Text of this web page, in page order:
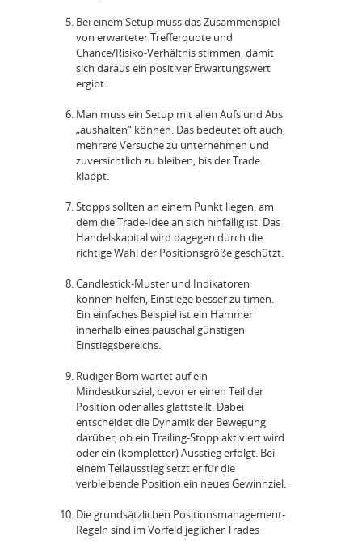
Bei einem Setup muss das Zusammenspiel
von erwarteter Trefferquote und
Chance/Risiko-Verhältnis stimmen, damit
sich daraus ein positiver Erwartungswert
ergibt.
Man muss ein Setup mit allen Aufs und Abs
„aushalten“ können. Das bedeutet oft auch,
mehrere Versuche zu unternehmen und
zuversichtlich zu bleiben, bis der Trade
klappt.
Stopps sollten an einem Punkt liegen, am
dem die Trade-Idee an sich hinfällig ist. Das
Handelskapital wird dagegen durch die
richtige Wahl der Positionsgröße geschützt.
Candlestick-Muster und Indikatoren
können helfen, Einstiege besser zu timen.
Ein einfaches Beispiel ist ein Hammer
innerhalb eines pauschal günstigen
Einstiegsbereichs.
Rüdiger Born wartet auf ein
Mindestkursziel, bevor er einen Teil der
Position oder alles glattstellt. Dabei
entscheidet die Dynamik der Bewegung
darüber, ob ein Trailing-Stopp aktiviert wird
oder ein (kompletter) Ausstieg erfolgt. Bei
einem Teilausstieg setzt er für die
verbleibende Position ein neues Gewinnziel.
Die grundsätzlichen Positionsmanagement-
Regeln sind im Vorfeld jeglicher Trades